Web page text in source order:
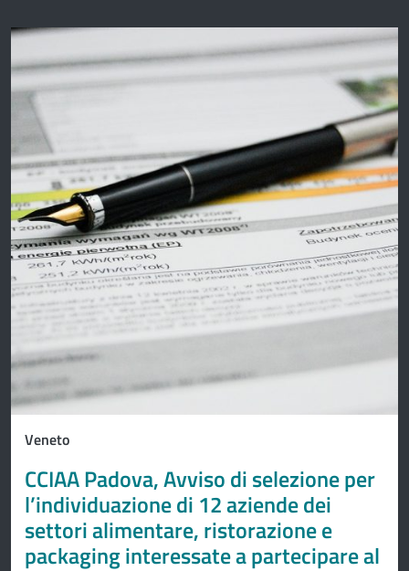
Veneto
CCIAA Padova, Avviso di selezione per
l’individuazione di 12 aziende dei
settori alimentare, ristorazione e
packaging interessate a partecipare al